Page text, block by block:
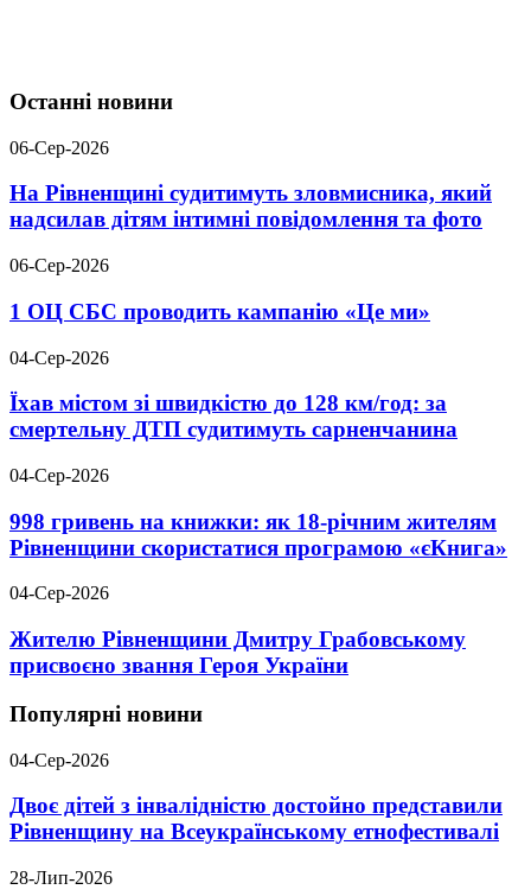
Останні новини
06-Сер-2026
На Рівненщині судитимуть зловмисника, який
надсилав дітям інтимні повідомлення та фото
06-Сер-2026
1 ОЦ СБС проводить кампанію «Це ми»
04-Сер-2026
Їхав містом зі швидкістю до 128 км/год: за
смертельну ДТП судитимуть сарненчанина
04-Сер-2026
998 гривень на книжки: як 18-річним жителям
Рівненщини скористатися програмою «єКнига»
04-Сер-2026
Жителю Рівненщини Дмитру Грабовському
присвоєно звання Героя України
Популярні новини
04-Сер-2026
Двоє дітей з інвалідністю достойно представили
Рівненщину на Всеукраїнському етнофестивалі
28-Лип-2026